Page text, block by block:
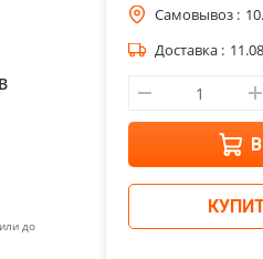
B
до
Самовывоз :
Доставка :